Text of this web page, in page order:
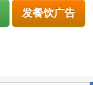
发餐饮广告